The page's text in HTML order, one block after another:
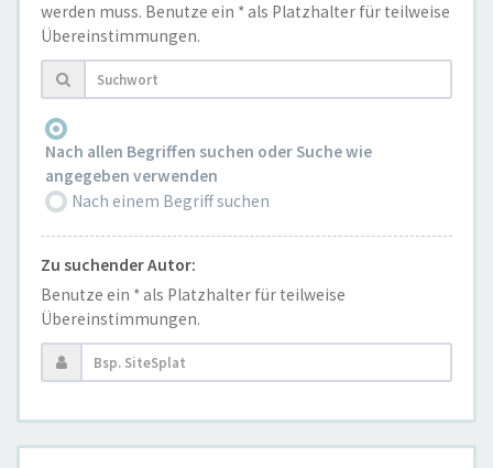
werden muss. Benutze ein * als Platzhalter für teilweise
Übereinstimmungen.
Nach allen Begriffen suchen oder Suche wie
angegeben verwenden
Nach einem Begriff suchen
Zu suchender Autor:
Benutze ein * als Platzhalter für teilweise
Übereinstimmungen.